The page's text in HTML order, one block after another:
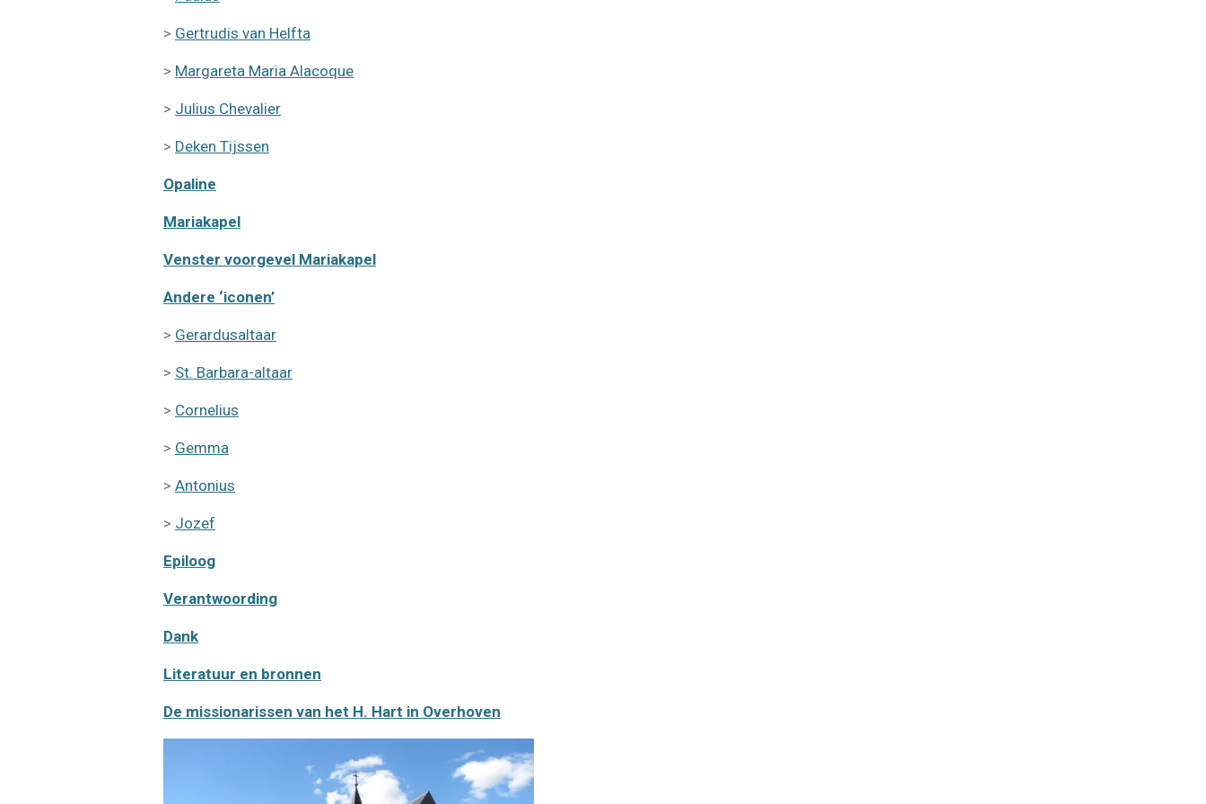
> Gertrudis van Helfta
> Margareta Maria Alacoque
> Julius Chevalier
> Deken Tijssen
Opaline
Mariakapel
Venster voorgevel Mariakapel
Andere ‘iconen’
> Gerardusaltaar
> St. Barbara-altaar
> Cornelius
> Gemma
> Antonius
> Jozef
Epiloog
Verantwoording
Dank
Literatuur en bronnen
De missionarissen van het H. Hart in Overhoven